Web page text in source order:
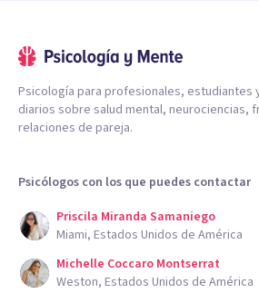
Psicología para profesionales, estudiantes
diarios sobre salud mental, neurociencias,
relaciones de pareja.
Psicólogos con los que puedes contactar
Priscila Miranda Samaniego
Miami, Estados Unidos de América
Michelle Coccaro Montserrat
Weston, Estados Unidos de América